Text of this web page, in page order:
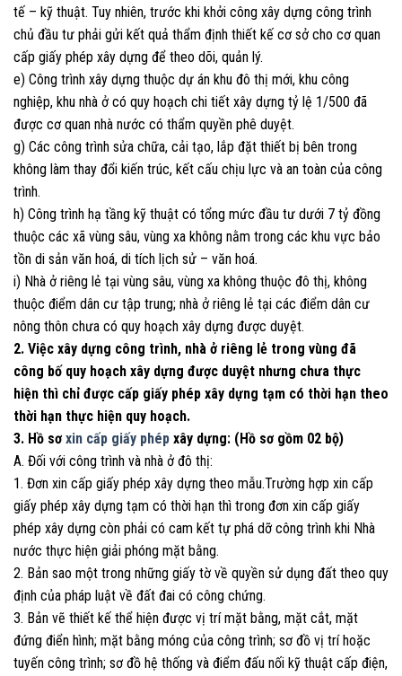
tế – kỹ thuật. Tuy nhiên, trước khi khởi công xây dựng công trình
chủ đầu tư phải gửi kết quả thẩm định thiết kế cơ sở cho cơ quan
cấp giấy phép xây dựng để theo dõi, quản lý.
e) Công trình xây dựng thuộc dự án khu đô thị mới, khu công
nghiệp, khu nhà ở có quy hoạch chi tiết xây dựng tỷ lệ 1/500 đã
được cơ quan nhà nước có thẩm quyền phê duyệt.
g) Các công trình sửa chữa, cải tạo, lắp đặt thiết bị bên trong
không làm thay đổi kiến trúc, kết cấu chịu lực và an toàn của công
trình.
h) Công trình hạ tầng kỹ thuật có tổng mức đầu tư dưới 7 tỷ đồng
thuộc các xã vùng sâu, vùng xa không nằm trong các khu vực bảo
tồn di sản văn hoá, di tích lịch sử – văn hoá.
i) Nhà ở riêng lẻ tại vùng sâu, vùng xa không thuộc đô thị, không
thuộc điểm dân cư tập trung; nhà ở riêng lẻ tại các điểm dân cư
nông thôn chưa có quy hoạch xây dựng được duyệt.
2. Việc xây dựng công trình, nhà ở riêng lẻ trong vùng đã
công bố quy hoạch xây dựng được duyệt nhưng chưa thực
hiện thì chỉ được cấp giấy phép xây dựng tạm có thời hạn theo
thời hạn thực hiện quy hoạch.
3. Hồ sơ xin cấp giấy phép xây dựng: (Hồ sơ gồm 02 bộ)
A. Đối với công trình và nhà ở đô thị:
1. Đơn xin cấp giấy phép xây dựng theo mẫu.Trường hợp xin cấp
giấy phép xây dựng tạm có thời hạn thì trong đơn xin cấp giấy
phép xây dựng còn phải có cam kết tự phá dỡ công trình khi Nhà
nước thực hiện giải phóng mặt bằng.
2. Bản sao một trong những giấy tờ về quyền sử dụng đất theo quy
định của pháp luật về đất đai có công chứng.
3. Bản vẽ thiết kế thể hiện được vị trí mặt bằng, mặt cắt, mặt
đứng điển hình; mặt bằng móng của công trình; sơ đồ vị trí hoặc
tuyến công trình; sơ đồ hệ thống và điểm đấu nối kỹ thuật cấp điện,